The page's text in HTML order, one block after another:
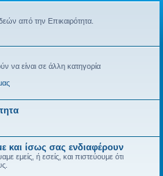
από την Επικαιρότητα.
να είναι σε άλλη κατηγορία
και ίσως σας ενδιαφέρουν
εμείς, ή εσείς, και πιστεύουμε ότι